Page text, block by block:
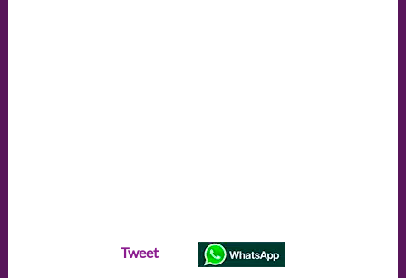
Tweet